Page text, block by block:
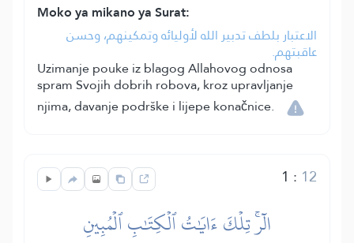
Moko ya mikano ya Surat:
الاعتبار بلطف تدبير الله لأوليائه وتمكينهم، وحسن
عاقبتهم.
Uzimanje pouke iz blagog Allahovog odnosa
spram Svojih dobrih robova, kroz upravljanje
njima, davanje podrške i lijepe konačnice.
1 : 12
الٓرۚ تِلۡكَ ءَايَٰتُ ٱلۡكِتَٰبِ ٱلۡمُبِينِ